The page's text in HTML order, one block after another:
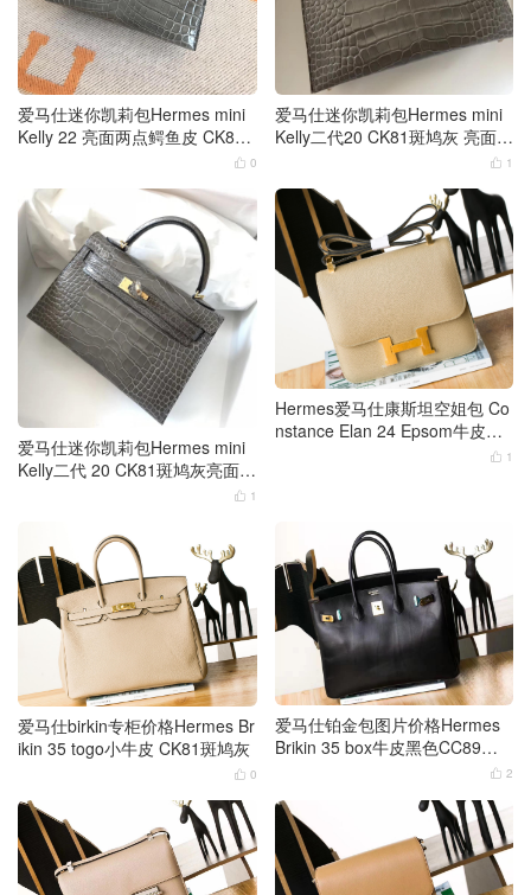
爱马仕迷你凯莉包Hermes mini
Kelly 22 亮面两点鳄鱼皮 CK81
 0
爱马仕迷你凯莉包Hermes mini
Kelly二代20 CK81斑鸠灰 亮面方
 1
爱马仕迷你凯莉包Hermes mini
Kelly二代 20 CK81斑鸠灰亮面方
 1
Hermes爱马仕康斯坦空姐包 Co
nstance Elan 24 Epsom牛皮CK
 1
爱马仕birkin专柜价格Hermes Br
ikin 35 togo小牛皮 CK81斑鸠灰
 0
爱马仕铂金包图片价格Hermes
Brikin 35 box牛皮黑色CC89内
 2